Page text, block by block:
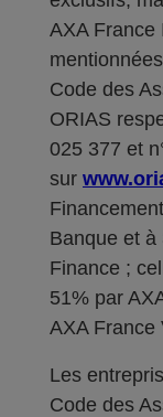
AXA France
Code des
ORIAS
025 377 et
sur
Banque et à
Finance ;
51% par
AXA France
Les
Code des